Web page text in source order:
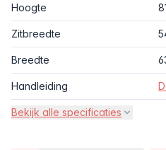
Hoogte
Zitbreedte
Breedte
Handleiding
Bekijk alle specificaties